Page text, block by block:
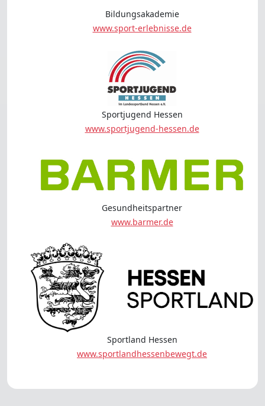
Bildungsakademie
www.sport-erlebnisse.de
Sportjugend Hessen
www.sportjugend-hessen.de
Gesundheitspartner
www.barmer.de
Sportland Hessen
www.sportlandhessenbewegt.de